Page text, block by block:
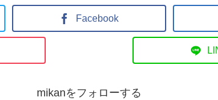
Facebook
mikanをフォローする